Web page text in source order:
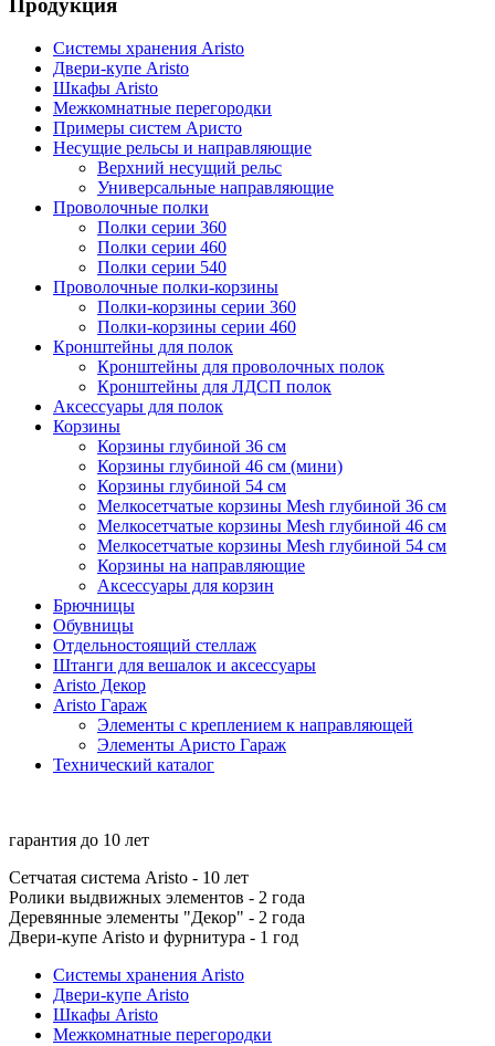
Продукция
Системы хранения Aristo
Двери-купе Aristo
Шкафы Aristo
Межкомнатные перегородки
Примеры систем Аристо
Несущие рельсы и направляющие
Верхний несущий рельс
Универсальные направляющие
Проволочные полки
Полки серии 360
Полки серии 460
Полки серии 540
Проволочные полки-корзины
Полки-корзины серии 360
Полки-корзины серии 460
Кронштейны для полок
Кронштейны для проволочных полок
Кронштейны для ЛДСП полок
Аксессуары для полок
Корзины
Корзины глубиной 36 см
Корзины глубиной 46 см (мини)
Корзины глубиной 54 см
Мелкосетчатые корзины Mesh глубиной 36 см
Мелкосетчатые корзины Mesh глубиной 46 см
Мелкосетчатые корзины Mesh глубиной 54 см
Корзины на направляющие
Аксессуары для корзин
Брючницы
Обувницы
Отдельностоящий стеллаж
Штанги для вешалок и аксессуары
Aristo Декор
Aristo Гараж
Элементы с креплением к направляющей
Элементы Аристо Гараж
Технический каталог
гарантия до 10 лет
Сетчатая система Aristo - 10 лет
Ролики выдвижных элементов - 2 года
Деревянные элементы "Декор" - 2 года
Двери-купе Aristo и фурнитура - 1 год
Системы хранения Aristo
Двери-купе Aristo
Шкафы Aristo
Межкомнатные перегородки